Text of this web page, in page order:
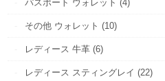
パスポート ウォレット (4)
その他 ウォレット (10)
レディース 牛革 (6)
レディース スティングレイ (22)